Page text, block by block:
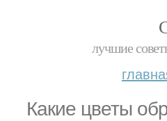
лучшие
Какие цветы